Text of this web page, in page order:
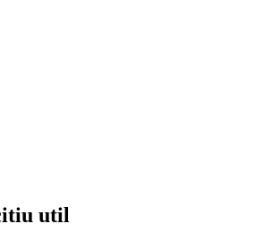
util